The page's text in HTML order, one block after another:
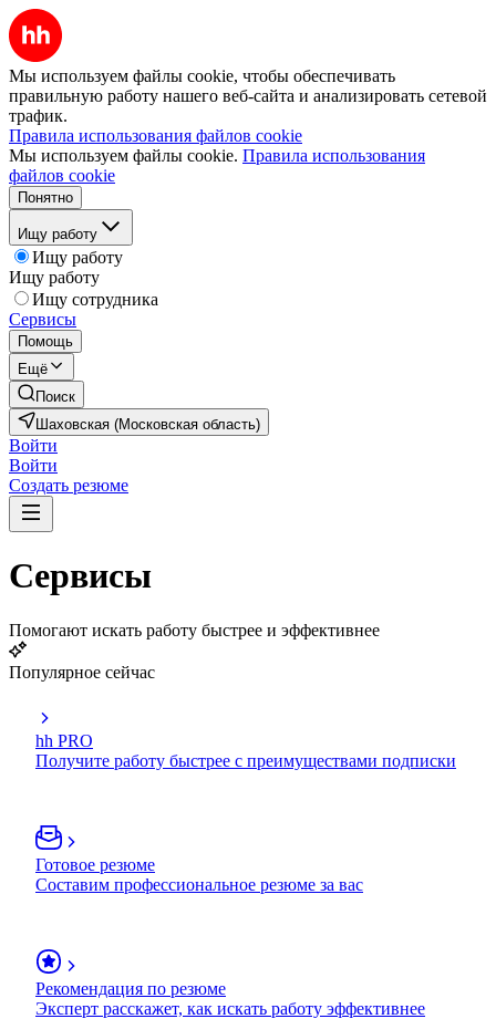
Мы используем файлы cookie, чтобы обеспечивать
правильную работу нашего веб-сайта и анализировать сетевой
трафик.
Правила использования файлов cookie
Мы используем файлы cookie. Правила использования
файлов cookie
Понятно
Ищу работу
Ищу работу
Ищу работу
Ищу сотрудника
Сервисы
Помощь
Ещё
Поиск
Шаховская (Московская область)
Войти
Войти
Создать резюме
Сервисы
Помогают искать работу быстрее и эффективнее
Популярное сейчас
hh PRO
Получите работу быстрее с преимуществами подписки
Готовое резюме
Составим профессиональное резюме за вас
Рекомендация по резюме
Эксперт расскажет, как искать работу эффективнее